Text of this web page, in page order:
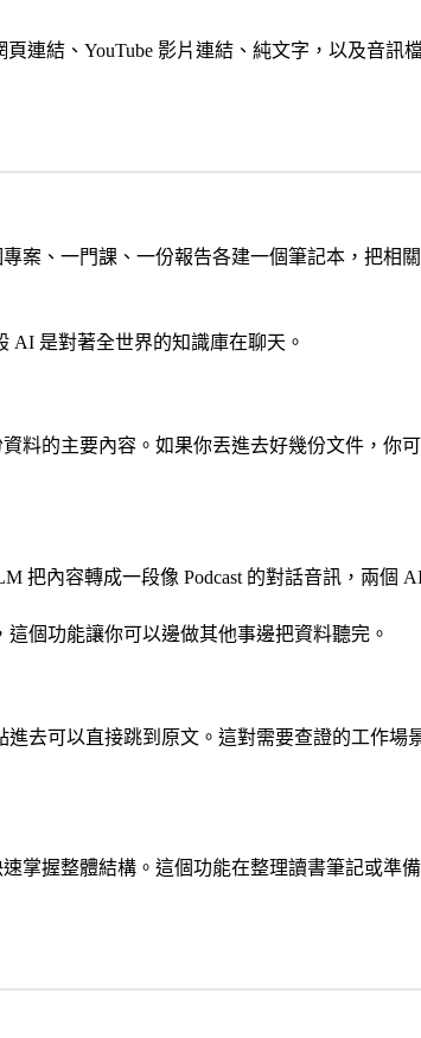
連結、YouTube 影片連結、純文字，以及音訊
案、一門課、一份報告各建一個筆記本，把相
AI 是對著全世界的知識庫在聊天。
料的主要內容。如果你丟進去好幾份文件，你
把內容轉成一段像 Podcast 的對話音訊，兩個
個功能讓你可以邊做其他事邊把資料聽完。
去可以直接跳到原文。這對需要查證的工作場
掌握整體結構。這個功能在整理讀書筆記或準